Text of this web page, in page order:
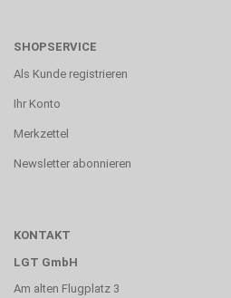
SHOPSERVICE
Als Kunde registrieren
Ihr Konto
Merkzettel
Newsletter abonnieren
KONTAKT
LGT GmbH
Am alten Flugplatz 3